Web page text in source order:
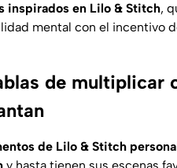
inspirados en Lilo & Stitch,
mental con el incentivo
de multiplicar
de Lilo & Stitch